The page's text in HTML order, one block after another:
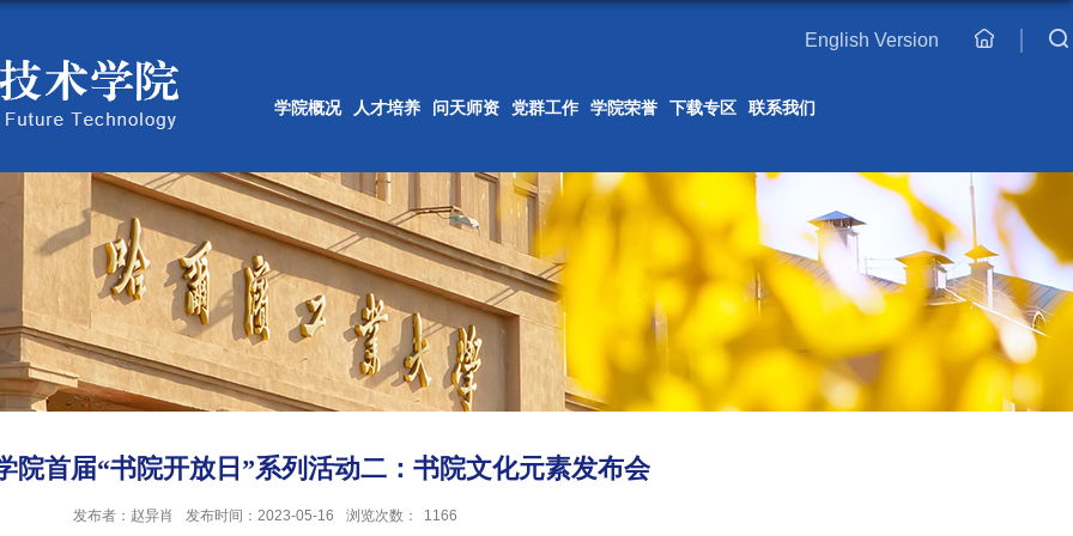
English Version
主
学院概况 人才培养 问天师资 党群工作 学院荣誉 下载专区 联系我们
院首届“书院开放日”系列活动二：书院文化元素发布会
发布者：赵异肖 发布时间：2023-05-16 浏览次数： 1166